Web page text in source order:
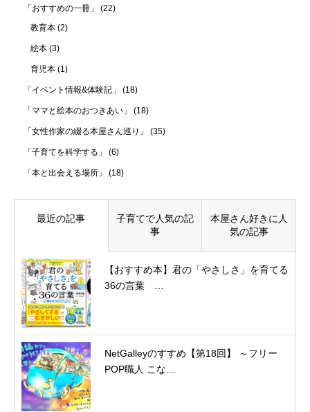
「おすすめの一冊」
(22)
教育本 (2)
絵本 (3)
育児本 (1)
「イベント情報&体験記」 (18)
「ママと絵本のおつきあい」 (18)
「女性作家の綴る本屋さん巡り」 (35)
「子育てを科学する」 (6)
「本と出会える場所」 (18)
最近の記事
子育てで人気の記
事
本屋さん好きに人
気の記事
【おすすめ本】君の「やさしさ」を育てる
36の言葉 …
NetGalleyのすすめ【第18回】 ～フリー
POP職人 こな…